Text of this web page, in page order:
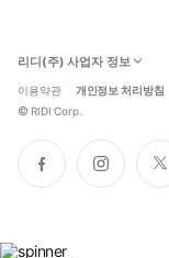
리디(주) 사업자 정보
이용약관 개인정보 처리방침
© RIDI Corp.
페
이
인
스
트
위